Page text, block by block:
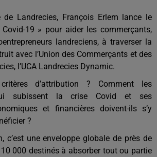
de Landrecies, François Erlem lance le
19 » pour aider les commerçants,
landreciens, à traverser la
avec l’Union des Commerçants et des
l’UCA Landrecies Dynamic.
d’attribution ? Comment les
subissent la crise Covid et ses
et financières doivent-ils s’y
?
c’est une enveloppe globale de près de
000 destinés à absorber tout ou partie